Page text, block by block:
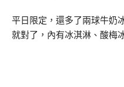
平日限定，還多了兩球牛奶
就對了，內有冰淇淋、酸梅